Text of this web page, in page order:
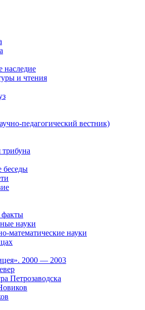
наследие
и чтения
педагогический вестник)
беседы
факты
науки
математические науки
2000 — 2003
Петрозаводска